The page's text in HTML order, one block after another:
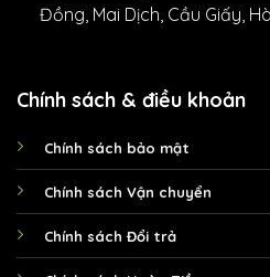
Đồng, Mai Dịch, Cầu Giấy,
Chính sách & điều khoản
Chính sách bảo mật
Chính sách Vận chuyển
Chính sách Đổi trả